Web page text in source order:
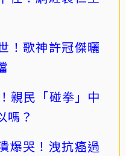
！歌神許冠傑曬
親民「碰拳」中
嗎？
爆哭！洩抗癌過